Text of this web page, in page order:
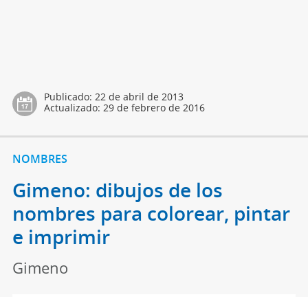
Publicado: 22 de abril de 2013
Actualizado: 29 de febrero de 2016
NOMBRES
Gimeno: dibujos de los
nombres para colorear, pintar
e imprimir
Gimeno